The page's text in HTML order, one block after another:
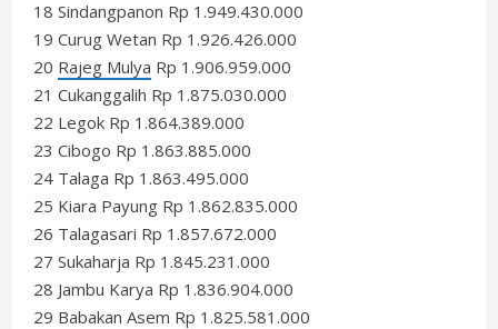
18 Sindangpanon Rp 1.949.430.000
19 Curug Wetan Rp 1.926.426.000
20 Rajeg Mulya Rp 1.906.959.000
21 Cukanggalih Rp 1.875.030.000
22 Legok Rp 1.864.389.000
23 Cibogo Rp 1.863.885.000
24 Talaga Rp 1.863.495.000
25 Kiara Payung Rp 1.862.835.000
26 Talagasari Rp 1.857.672.000
27 Sukaharja Rp 1.845.231.000
28 Jambu Karya Rp 1.836.904.000
29 Babakan Asem Rp 1.825.581.000